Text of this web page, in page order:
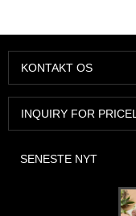
KONTAKT OS
INQUIRY FOR
SENESTE NYT